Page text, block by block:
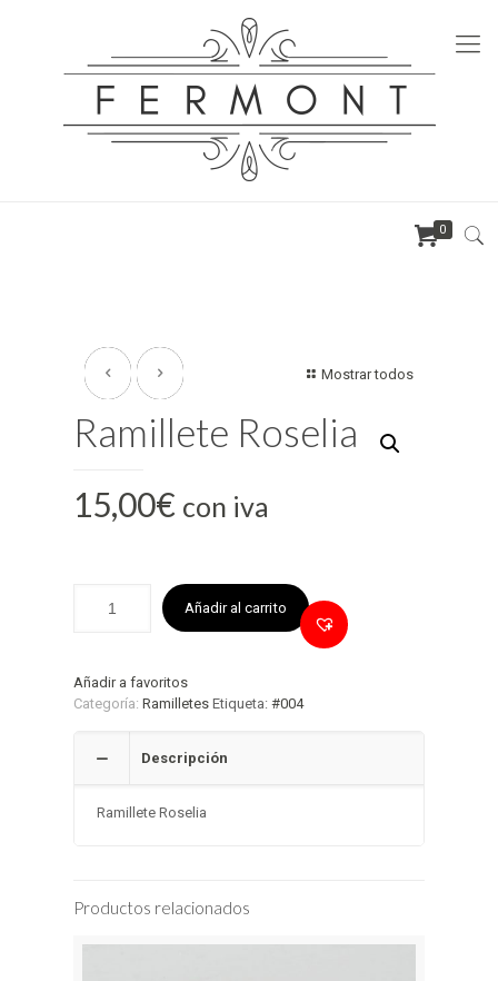
0
Mostrar todos
Ramillete Roselia
15,00€ con iva
Añadir al carrito
Añadir a favoritos
Categoría: Ramilletes Etiqueta: #004
Descripción
Ramillete Roselia
Productos relacionados